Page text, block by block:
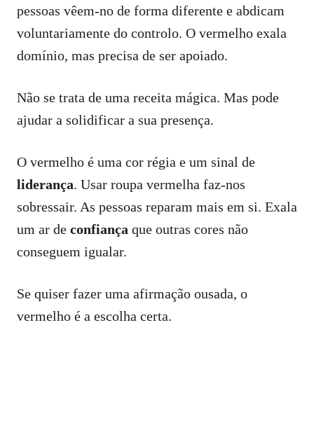
pessoas vêem-no de forma diferente e abdicam
voluntariamente do controlo. O vermelho exala
domínio, mas precisa de ser apoiado.
Não se trata de uma receita mágica. Mas pode
ajudar a solidificar a sua presença.
O vermelho é uma cor régia e um sinal de
liderança. Usar roupa vermelha faz-nos
sobressair. As pessoas reparam mais em si. Exala
um ar de confiança que outras cores não
conseguem igualar.
Se quiser fazer uma afirmação ousada, o
vermelho é a escolha certa.